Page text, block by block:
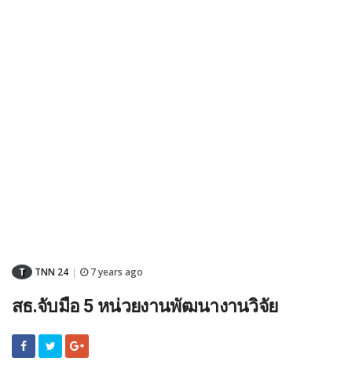
T TNN 24 7 years ago
สธ.จับมือ 5 หน่วยงานพัฒนางานวิจัย